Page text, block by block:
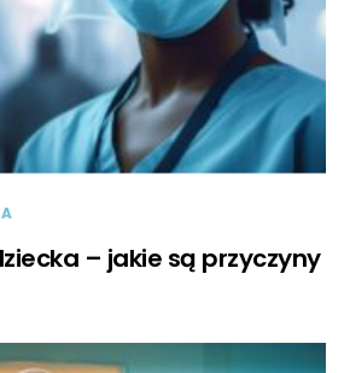
– jakie są przyczyny